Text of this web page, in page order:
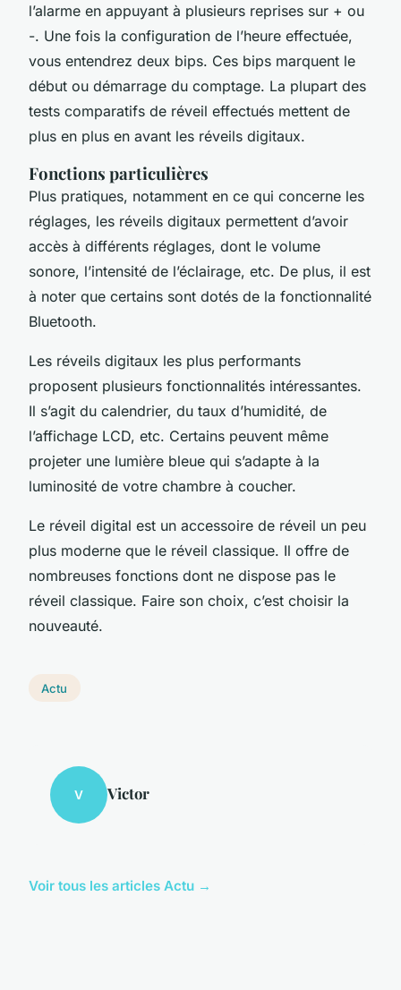
l’alarme en appuyant à plusieurs reprises sur + ou
-. Une fois la configuration de l’heure effectuée,
vous entendrez deux bips. Ces bips marquent le
début ou démarrage du comptage. La plupart des
tests comparatifs de réveil effectués mettent de
plus en plus en avant les réveils digitaux.
Fonctions particulières
Plus pratiques, notamment en ce qui concerne les
réglages, les réveils digitaux permettent d’avoir
accès à différents réglages, dont le volume
sonore, l’intensité de l’éclairage, etc. De plus, il est
à noter que certains sont dotés de la fonctionnalité
Bluetooth.
Les réveils digitaux les plus performants
proposent plusieurs fonctionnalités intéressantes.
Il s’agit du calendrier, du taux d’humidité, de
l’affichage LCD, etc. Certains peuvent même
projeter une lumière bleue qui s’adapte à la
luminosité de votre chambre à coucher.
Le réveil digital est un accessoire de réveil un peu
plus moderne que le réveil classique. Il offre de
nombreuses fonctions dont ne dispose pas le
réveil classique. Faire son choix, c’est choisir la
nouveauté.
Actu
V Victor
Voir tous les articles Actu →